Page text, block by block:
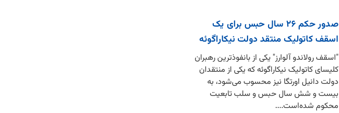
صدور حکم ۲۶ سال حبس برای یک
اسقف کاتولیک منتقد دولت نیکاراگوئه
"اسقف رولاندو آلوارز" یکی از بانفوذترین رهبران
کلیسای کاتولیک نیکاراگوئه که یکی از منتقدان
دولت دانیل اورتگا نیز محسوب می‌شود، به
بیست و شش سال حبس و سلب تابعیت
محکوم شده‌است....